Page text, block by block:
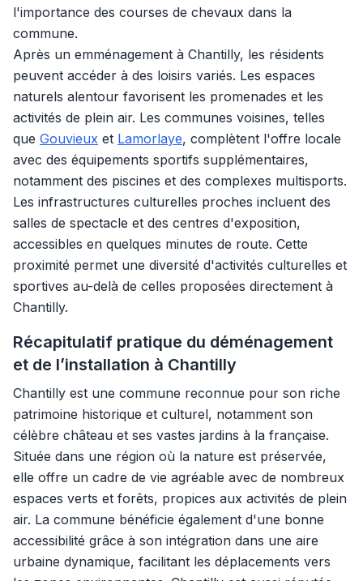
l'importance des courses de chevaux dans la
commune.
Après un emménagement à Chantilly, les résidents
peuvent accéder à des loisirs variés. Les espaces
naturels alentour favorisent les promenades et les
activités de plein air. Les communes voisines, telles
que Gouvieux et Lamorlaye, complètent l'offre locale
avec des équipements sportifs supplémentaires,
notamment des piscines et des complexes multisports.
Les infrastructures culturelles proches incluent des
salles de spectacle et des centres d'exposition,
accessibles en quelques minutes de route. Cette
proximité permet une diversité d'activités culturelles et
sportives au-delà de celles proposées directement à
Chantilly.
Récapitulatif pratique du déménagement
et de l’installation à Chantilly
Chantilly est une commune reconnue pour son riche
patrimoine historique et culturel, notamment son
célèbre château et ses vastes jardins à la française.
Située dans une région où la nature est préservée,
elle offre un cadre de vie agréable avec de nombreux
espaces verts et forêts, propices aux activités de plein
air. La commune bénéficie également d'une bonne
accessibilité grâce à son intégration dans une aire
urbaine dynamique, facilitant les déplacements vers